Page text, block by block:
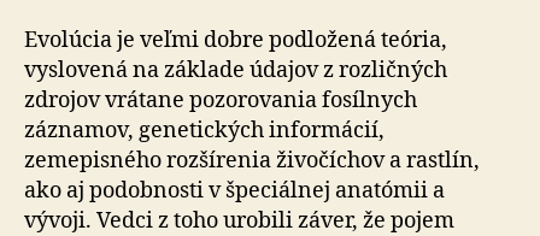
Evolúcia je veľmi dobre podložená teória,
vyslovená na základe údajov z rozličných
zdrojov vrátane pozorovania fosílnych
záznamov, genetických informácií,
zemepisného rozšírenia živočíchov a rastlín,
ako aj podobnosti v špeciálnej anatómii a
vývoji. Vedci z toho urobili záver, že pojem